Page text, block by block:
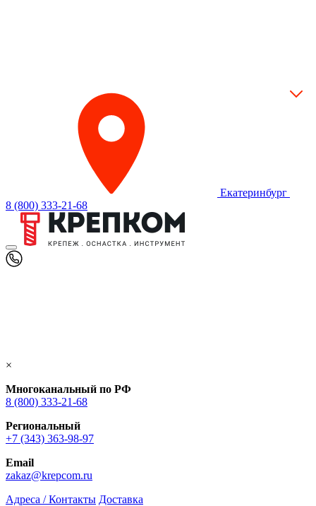
Екатеринбург
8 (800) 333-21-68
×
Многоканальный по РФ
8 (800) 333‑21-68
Региональный
+7 (343) 363-98-97
Email
zakaz@krepcom.ru
Адреса / Контакты Доставка